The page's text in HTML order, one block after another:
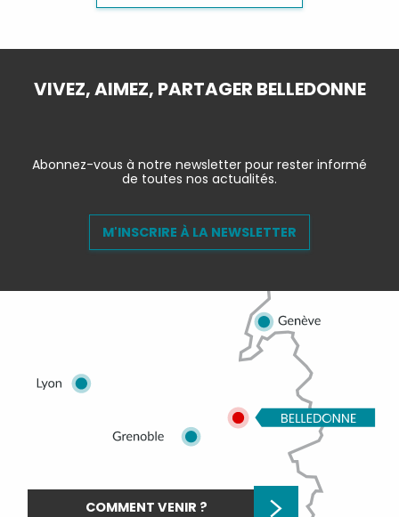
VIVEZ, AIMEZ, PARTAGER BELLEDONNE
Abonnez-vous à notre newsletter pour rester informé
de toutes nos actualités.
M'INSCRIRE À LA NEWSLETTER
COMMENT VENIR ?